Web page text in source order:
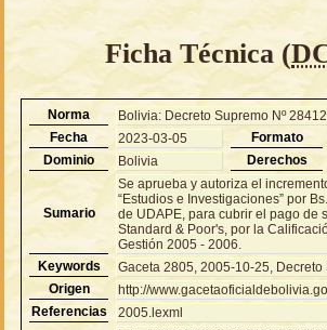
Ficha Técnica (
Norma
Bolivia: Decreto Supremo Nº
Fecha
2023-03-05 Formato
Dominio
Bolivia Derechos
Sumario
Se aprueba y autoriza el
“Estudios e Investigaciones” por
de UDAPE, para cubrir el pago de
Standard & Poor's, por la
Gestión 2005 - 2006.
Keywords
Gaceta 2805, 2005-10-25,
Origen
http://
Referencias
2005.lexml